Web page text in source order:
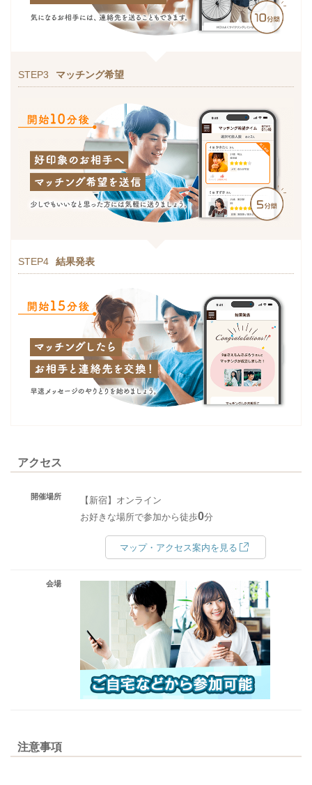
STEP3 マッチング希望
STEP4 結果発表
アクセス
開催場所
【新宿】オンライン
お好きな場所で参加から徒歩0分
マップ・アクセス案内を見る
会場
注意事項